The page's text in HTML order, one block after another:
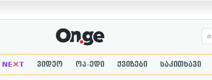
NE×T ვიდეო ოპ-ედი ქვიზები საკითხავი